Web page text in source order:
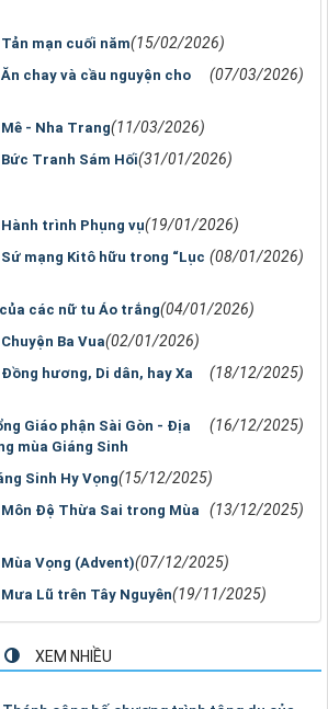
mạn cuối năm(15/02/2026)
chay và cầu nguyện cho
(07/03/2026)
- Nha Trang(11/03/2026)
Tranh Sám Hối(31/01/2026)
trình Phụng vụ(19/01/2026)
mạng Kitô hữu trong “Lục (08/01/2026)
các nữ tu Áo trắng(04/01/2026)
Ba Vua(02/01/2026)
hương, Di dân, hay Xa
(18/12/2025)
Giáo phận Sài Gòn - Địa
mùa Giáng Sinh
(16/12/2025)
Sinh Hy Vọng(15/12/2025)
Đệ Thừa Sai trong Mùa
(13/12/2025)
Vọng (Advent)(07/12/2025)
Lũ trên Tây Nguyên(19/11/2025)
XEM NHIỀU